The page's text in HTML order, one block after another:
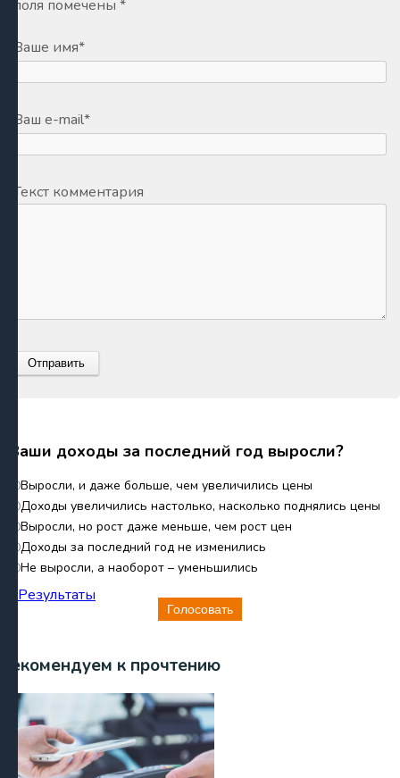
поля помечены *
Ваше имя*
Ваш e-mail*
Текст комментария
Ваши доходы за последний год выросли?
Выросли, и даже больше, чем увеличились цены
Доходы увеличились настолько, насколько поднялись цены
Выросли, но рост даже меньше, чем рост цен
Доходы за последний год не изменились
Не выросли, а наоборот – уменьшились
Голосовать
Результаты
Рекомендуем к прочтению